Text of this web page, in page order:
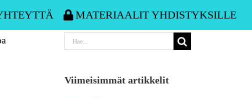
MATERIAALIT YHDISTYKSILLE
Etsi
Viimeisimmät artikkelit